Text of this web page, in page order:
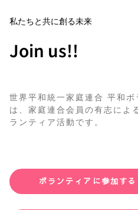
私たちと共に創る未来
Join us!!
世界平和統一家庭連合 平和
は、家庭連合会員の有志によ
ランティア活動です。
ボランティアに参加する